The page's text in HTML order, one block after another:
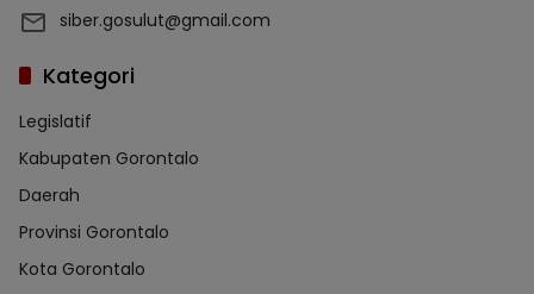
siber.gosulut@gmail.com
Kategori
Legislatif
Kabupaten Gorontalo
Daerah
Provinsi Gorontalo
Kota Gorontalo